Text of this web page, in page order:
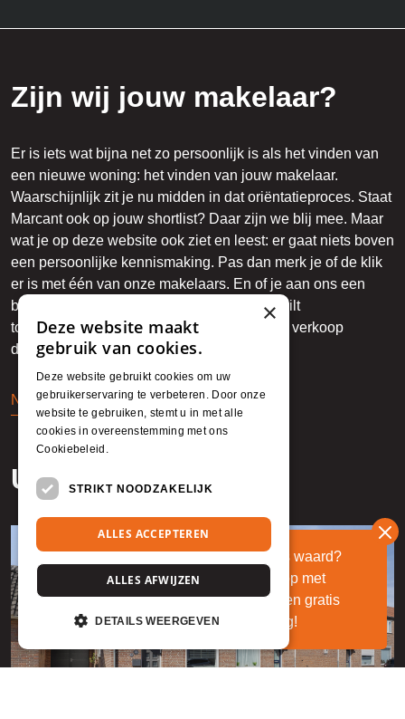
Wat is mijn huis waard?
Neem contact op met
Marcant voor een gratis
waardebepaling!
Zijn wij jouw makelaar?
Er is iets wat bijna net zo persoonlijk is als het vinden van
een nieuwe woning: het vinden van jouw makelaar.
Waarschijnlijk zit je nu midden in dat oriëntatieproces. Staat
Marcant ook op jouw shortlist? Daar zijn we blij mee. Maar
wat je op deze website ook ziet en leest: er gaat niets boven
een persoonlijke kennismaking. Pas dan merk je of de klik
er is met één van onze makelaars. En of je aan ons een
belangrijk onderdeel van jouw privéleven wilt
toevertrouwen, namelijk jouw woning en de verkoop
daarvan. Laten we afspreken.
Neem contact met me op
Uitgelicht
×
Deze website maakt
gebruik van cookies.
Deze website gebruikt cookies om uw
gebruikerservaring te verbeteren. Door onze
website te gebruiken, stemt u in met alle
cookies in overeenstemming met ons
Cookiebeleid.
STRIKT NOODZAKELIJK
ALLES ACCEPTEREN
ALLES AFWIJZEN
DETAILS WEERGEVEN